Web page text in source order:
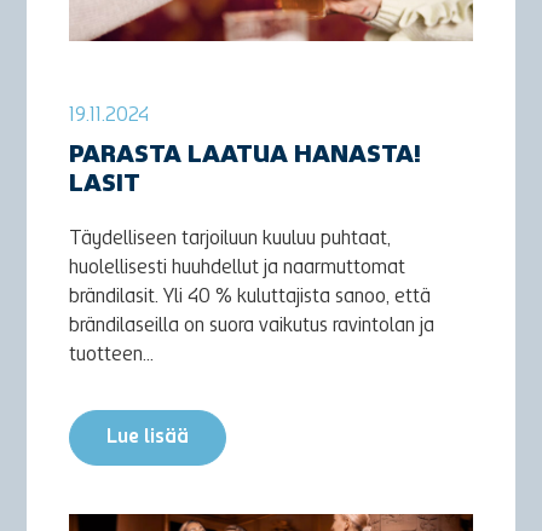
19.11.2024
PARASTA LAATUA HANASTA!
LASIT
Täydelliseen tarjoiluun kuuluu puhtaat,
huolellisesti huuhdellut ja naarmuttomat
brändilasit. Yli 40 % kuluttajista sanoo, että
brändilaseilla on suora vaikutus ravintolan ja
tuotteen...
Lue lisää